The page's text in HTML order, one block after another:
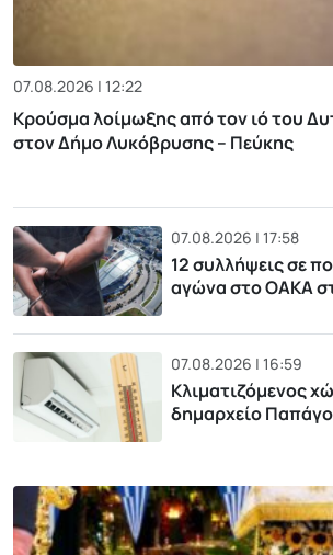
07.08.2026 | 12:22
Κρούσμα λοίμωξης από τον ιό του
στον Δήμο Λυκόβρυσης – Πεύκης
07.08.2026 | 17:58
12 συλλήψεις σε
αγώνα στο ΟΑΚΑ
07.08.2026 | 16:59
Κλιματιζόμενος
δημαρχείο